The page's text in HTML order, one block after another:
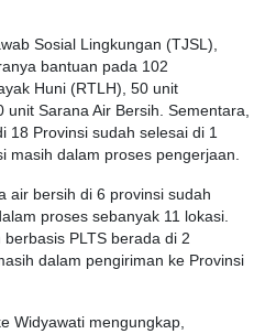
Sosial Lingkungan (TJSL),
bantuan pada 102
Huni (RTLH), 50 unit
Sarana Air Bersih. Sementara,
18 Provinsi sudah selesai di 1
masih dalam proses pengerjaan.
air bersih di 6 provinsi sudah
proses sebanyak 11 lokasi.
PLTS berada di 2
dalam pengiriman ke Provinsi
Widyawati mengungkap,